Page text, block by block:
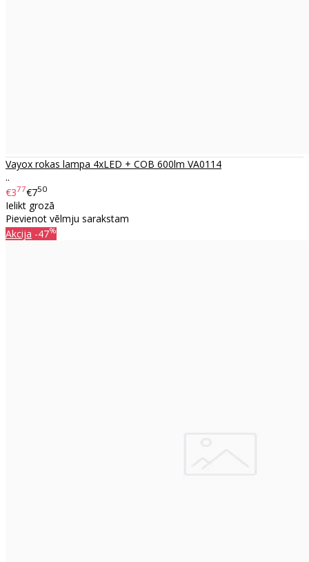
Vayox rokas lampa 4xLED + COB 600lm VA0114
..
€377€750
Ielikt grozā
Pievienot vēlmju sarakstam
Akcija -47%